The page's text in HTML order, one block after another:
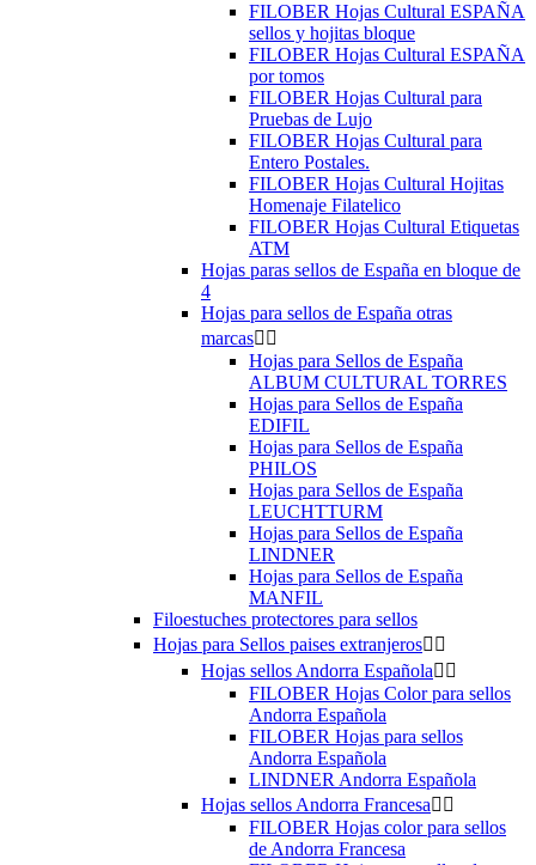
FILOBER Hojas Cultural ESPAÑA
sellos y hojitas bloque
FILOBER Hojas Cultural ESPAÑA
por tomos
FILOBER Hojas Cultural para
Pruebas de Lujo
FILOBER Hojas Cultural para
Entero Postales.
FILOBER Hojas Cultural Hojitas
Homenaje Filatelico
FILOBER Hojas Cultural Etiquetas
ATM
Hojas paras sellos de España en bloque de
4
Hojas para sellos de España otras
marcas 
Hojas para Sellos de España
ALBUM CULTURAL TORRES
Hojas para Sellos de España
EDIFIL
Hojas para Sellos de España
PHILOS
Hojas para Sellos de España
LEUCHTTURM
Hojas para Sellos de España
LINDNER
Hojas para Sellos de España
MANFIL
Filoestuches protectores para sellos
Hojas para Sellos paises extranjeros 
Hojas sellos Andorra Española 
FILOBER Hojas Color para sellos
Andorra Española
FILOBER Hojas para sellos
Andorra Española
LINDNER Andorra Española
Hojas sellos Andorra Francesa 
FILOBER Hojas color para sellos
de Andorra Francesa